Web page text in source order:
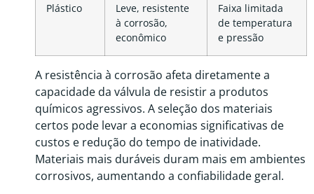
Plástico
Leve, resistente
à corrosão,
econômico
Faixa limitada
de temperatura
e pressão
A resistência à corrosão afeta diretamente a
capacidade da válvula de resistir a produtos
químicos agressivos. A seleção dos materiais
certos pode levar a economias significativas de
custos e redução do tempo de inatividade.
Materiais mais duráveis ​​duram mais em ambientes
corrosivos, aumentando a confiabilidade geral.